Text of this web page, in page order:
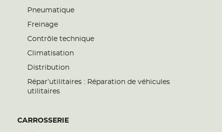
Pneumatique
Freinage
Contrôle technique
Climatisation
Distribution
Répar’utilitaires : Réparation de véhicules
utilitaires
CARROSSERIE